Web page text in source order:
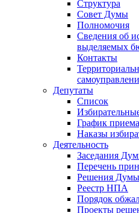
Структура
Совет Думы
Полномочия
Сведения об
выделяемых
Контакты
Депутаты
Список
График приема
Наказы
Деятельность
Заседания
Перечень
Решения Думы
Реестр НПА
Порядок
Проекты